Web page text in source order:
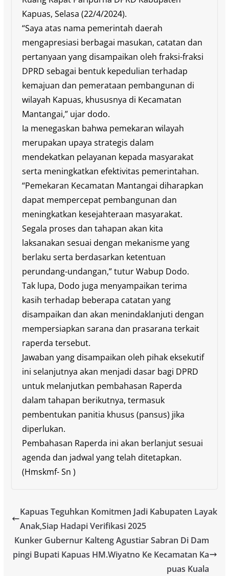
Kapuas, Selasa (22/4/2024).
“Saya atas nama pemerintah daerah
mengapresiasi berbagai masukan, catatan dan
pertanyaan yang disampaikan oleh fraksi-fraksi
DPRD sebagai bentuk kepedulian terhadap
kemajuan dan pemerataan pembangunan di
wilayah Kapuas, khususnya di Kecamatan
Mantangai,” ujar dodo.
Ia menegaskan bahwa pemekaran wilayah
merupakan upaya strategis dalam
mendekatkan pelayanan kepada masyarakat
serta meningkatkan efektivitas pemerintahan.
“Pemekaran Kecamatan Mantangai diharapkan
dapat mempercepat pembangunan dan
meningkatkan kesejahteraan masyarakat.
Segala proses dan tahapan akan kita
laksanakan sesuai dengan mekanisme yang
berlaku serta berdasarkan ketentuan
perundang-undangan,” tutur Wabup Dodo.
Tak lupa, Dodo juga menyampaikan terima
kasih terhadap beberapa catatan yang
disampaikan dan akan menindaklanjuti dengan
mempersiapkan sarana dan prasarana terkait
raperda tersebut.
Jawaban yang disampaikan oleh pihak eksekutif
ini selanjutnya akan menjadi dasar bagi DPRD
untuk melanjutkan pembahasan Raperda
dalam tahapan berikutnya, termasuk
pembentukan panitia khusus (pansus) jika
diperlukan.
Pembahasan Raperda ini akan berlanjut sesuai
agenda dan jadwal yang telah ditetapkan.
(Hmskmf- Sn )
Kapuas Teguhkan Komitmen Jadi Kabupaten Layak
Anak,Siap Hadapi Verifikasi 2025
Kunker Gubernur Kalteng Agustiar Sabran Di Dam
pingi Bupati Kapuas HM.Wiyatno Ke Kecamatan Ka
puas Kuala